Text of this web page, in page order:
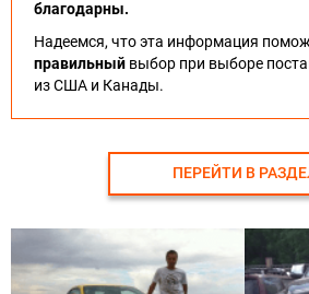
благодарны.
Надеемся, что эта информация
правильный выбор при выборе
из США и Канады.
ПЕРЕЙТИ В